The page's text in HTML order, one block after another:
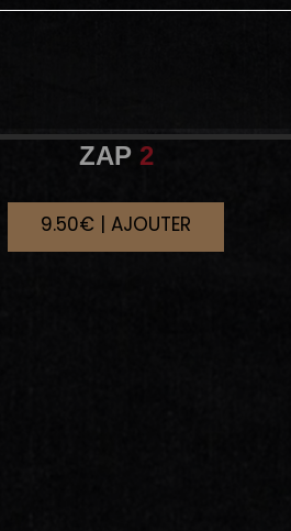
ZAP2
9.50€ | AJOUTER